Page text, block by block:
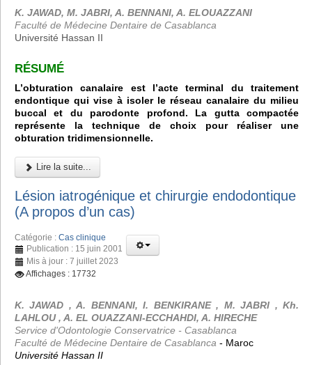
K. JAWAD, M. JABRI, A. BENNANI, A. ELOUAZZANI
Faculté de Médecine Dentaire de Casablanca
Université Hassan II
RÉSUMÉ
L’obturation canalaire est l’acte terminal du traitement
endontique qui vise à isoler le réseau canalaire du milieu
buccal et du parodonte profond. La gutta compactée
représente la technique de choix pour réaliser une
obturation tridimensionnelle.
Lire la suite...
Lésion iatrogénique et chirurgie endodontique
(A propos d’un cas)
Catégorie : Cas clinique
Publication : 15 juin 2001
Mis à jour : 7 juillet 2023
Affichages : 17732
K. JAWAD , A. BENNANI, I. BENKIRANE , M. JABRI , Kh.
LAHLOU , A. EL OUAZZANI-ECCHAHDI, A. HIRECHE
Service d'Odontologie Conservatrice - Casablanca
Faculté de Médecine Dentaire de Casablanca - Maroc
Université Hassan II